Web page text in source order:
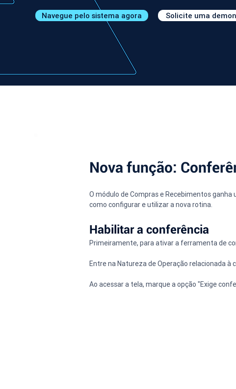
Navegue pelo sistema agora Solicite uma
Nova função:
O módulo de Compras e Recebimentos
como configurar e utilizar a nova rotina.
Habilitar a conferência
Primeiramente, para ativar a ferramenta de
Entre na Natureza de Operação relacionada
Ao acessar a tela, marque a opção "Exige